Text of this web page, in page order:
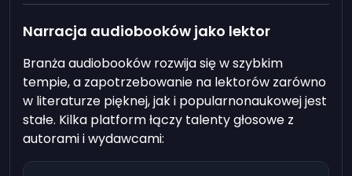
Narracja audiobooków jako lektor
Branża audiobooków rozwija się w szybkim
tempie, a zapotrzebowanie na lektorów zarówno
w literaturze pięknej, jak i popularnonaukowej jest
stałe. Kilka platform łączy talenty głosowe z
autorami i wydawcami: